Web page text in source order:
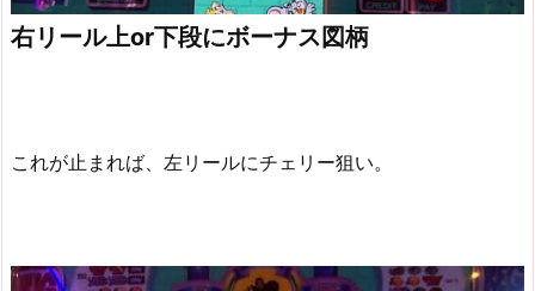
右リール上or下段にボーナス図柄
これが止まれば、左リールにチェリー狙い。